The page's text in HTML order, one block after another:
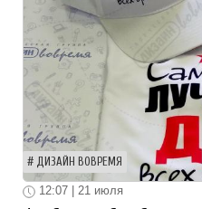
ДИЗАЙН ВОВРЕМЯ
12:07 | 21 июля